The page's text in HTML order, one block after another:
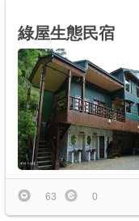
綠屋生態民宿
63 0